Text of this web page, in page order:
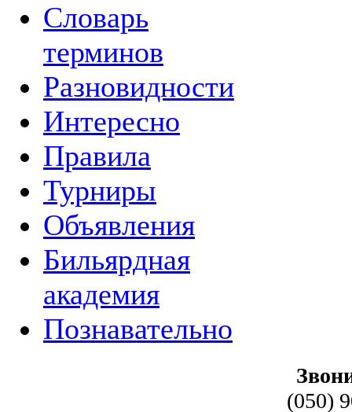
Словарь
терминов
Разновидности
Интересно
Правила
Турниры
Объявления
Бильярдная
академия
Познавательно
(050)